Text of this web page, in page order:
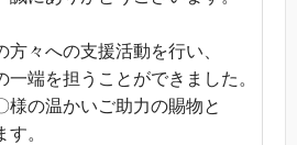
方々への支援活動を行い、
端を担うことができました。
様の温かいご助力の賜物と
。